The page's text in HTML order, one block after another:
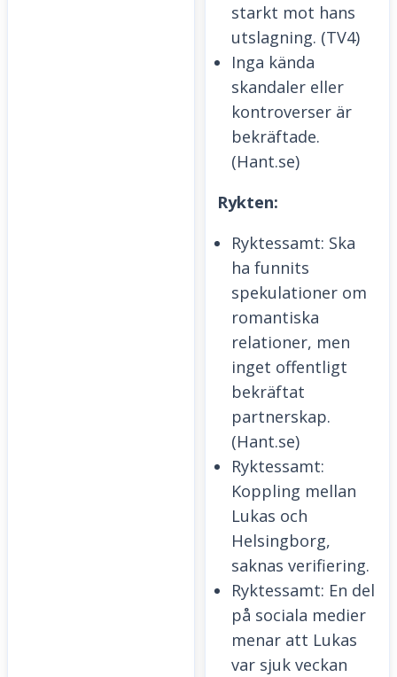
starkt mot hans
utslagning. (TV4)
Inga kända
skandaler eller
kontroverser är
bekräftade.
(Hant.se)
Rykten:
Ryktessamt: Ska
ha funnits
spekulationer om
romantiska
relationer, men
inget offentligt
bekräftat
partnerskap.
(Hant.se)
Ryktessamt:
Koppling mellan
Lukas och
Helsingborg,
saknas verifiering.
Ryktessamt: En del
på sociala medier
menar att Lukas
var sjuk veckan